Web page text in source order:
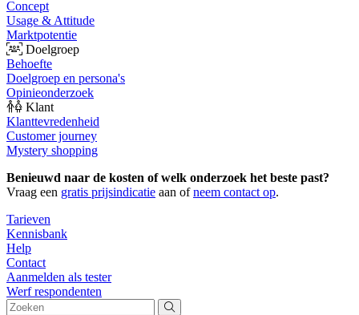
Concept
Usage & Attitude
Marktpotentie
Doelgroep
Behoefte
Doelgroep en persona's
Opinieonderzoek
Klant
Klanttevredenheid
Customer journey
Mystery shopping
Benieuwd naar de kosten of welk onderzoek het beste past?
Vraag een gratis prijsindicatie aan ofneem contact op.
Tarieven
Kennisbank
Help
Contact
Aanmelden als tester
Werf respondenten